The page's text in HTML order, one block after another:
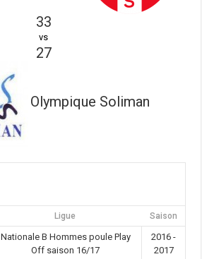
33
vs
27
Olympique Soliman
Ligue Saison
Nationale B Hommes poule Play
Off saison 16/17
2016 -
2017